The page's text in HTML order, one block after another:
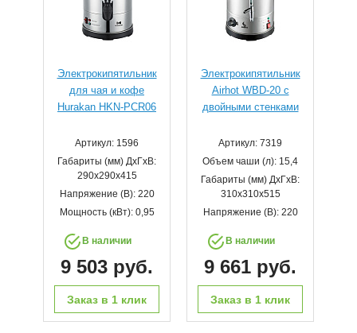
Электрокипятильник
для чая и кофе
Hurakan HKN-PCR06
Артикул: 1596
Габариты (мм) ДхГхВ:
290х290х415
Напряжение (В): 220
Мощность (кВт): 0,95
В наличии
9 503 руб.
Заказ в 1 клик
Электрокипятильник
Airhot WBD-20 с
двойными стенками
Артикул: 7319
Объем чаши (л): 15,4
Габариты (мм) ДхГхВ:
310x310x515
Напряжение (В): 220
В наличии
9 661 руб.
Заказ в 1 клик